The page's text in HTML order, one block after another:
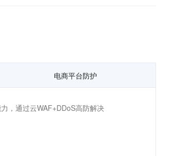
电商平台防护
，通过云WAF+DDoS高防解决